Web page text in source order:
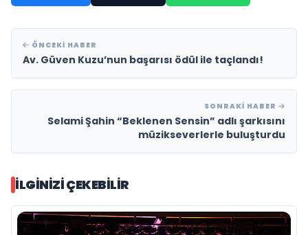
ÖNCEKI HABER
Av. Güven Kuzu’nun başarısı ödül ile taçlandı!
SONRAKI HABER
Selami Şahin “Beklenen Sensin” adlı şarkısını
müzikseverlerle buluşturdu
İLGINIZI ÇEKEBILIR